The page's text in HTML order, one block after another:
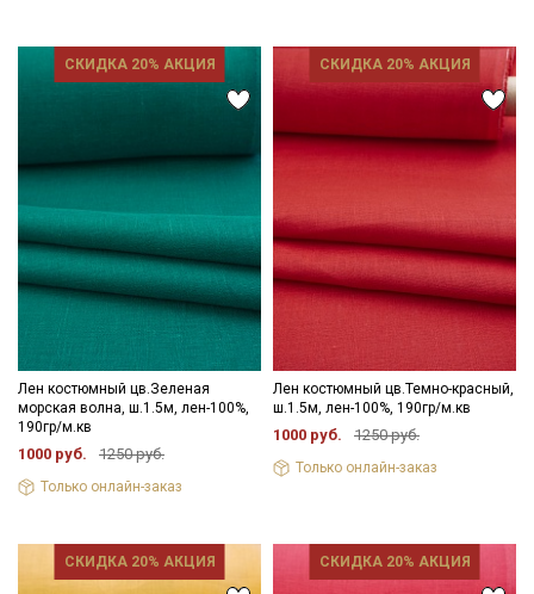
СКИДКА 20% АКЦИЯ
Лен костюмный цв.Зеленая
морская волна, ш.1.5м, лен-100%,
190гр/м.кв
1000 руб. 1250 руб.
Только онлайн-заказ
СКИДКА 20% АКЦИЯ
Лен костюмный цв.Темно-красный,
ш.1.5м, лен-100%, 190гр/м.кв
1000 руб. 1250 руб.
Только онлайн-заказ
СКИДКА 20% АКЦИЯ СКИДКА 20% АКЦИЯ